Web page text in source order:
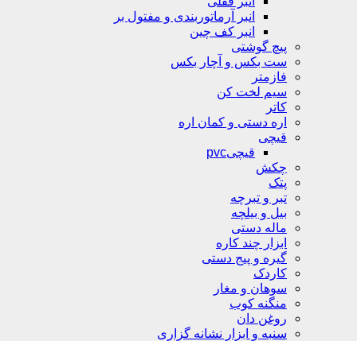
انبر آرماتوربندی و مفتول بر
انبر کف چین
پیچ گوشتی
ست بکس و آچار بکس
فازمتر
سیم لخت کن
کاتر
اره دستی و کمان اره
قیچی
قیچیpvc
چکش
پتک
تبر و تبرچه
بیل و بیلچه
ماله دستی
ابزار چند کاره
گیره و پیج دستی
کاردک
سوهان و مغار
منگنه کوب
روغن دان
سنبه و ابزار نشانه گزاری